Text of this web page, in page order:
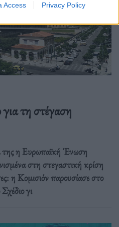
Access Privacy Policy
τη στέγαση
της η Ευρωπαϊκή Ένωση
στη στεγαστική κρίση
η Κομισιόν παρουσίασε στο
γι